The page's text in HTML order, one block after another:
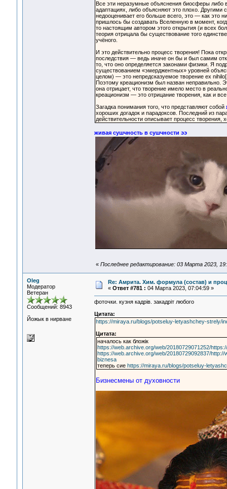
Все эти неразумные объяснения биосферы либо
адаптациях, либо объясняют это плохо. Другими
недооценивает его больше всего, это — как это
пришлось бы создавать Вселенную в момент,
то настоящим автором этого открытия (и всех
теория отрицала бы существование того
учёного.
И это действительно процесс творения! Пока
последствия — ведь иначе он бы и был самим
то, что оно определяется законами физики. Я
существованием «эмерджентных» уровней
целом) — это непредсказуемое творение ex
Поэтому креационизм был назван неправильно.
она отрицает, что творение имело место в
креационизм — это отрицание творения, как и
Загадка понимания того, что представляют собой
хороших догадок и парадоксов. Последний из
действительности описывает процесс творения,
живая сушчность в сушчности ээ
« Последнее редактирование: 03 Марта 2023,
Oleg
Модератор
Ветеран
Сообщений: 8943
Йожык в нирване
Re: Амрита. Хим. формула (состав) и
« Ответ #781 : 04 Марта 2023, 07:04:59 »
фоточки. кузня кадрiв. закадрiт любого
Цитата:
https://miraya.ru/blogs/potseluy-letyashchey-strely/
Цитата:
началось как бложiк
https://web.archive.org/web/20180729071252/
https://web.archive.org/web/20180729092837/
biznesa
теперь сие https://miraya.ru/blogs/potseluy-
Бизнесмены от духовности